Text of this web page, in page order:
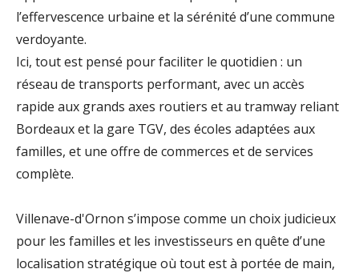
l’effervescence urbaine et la sérénité d’une commune
verdoyante.
Ici, tout est pensé pour faciliter le quotidien : un
réseau de transports performant, avec un accès
rapide aux grands axes routiers et au tramway reliant
Bordeaux et la gare TGV, des écoles adaptées aux
familles, et une offre de commerces et de services
complète.
Villenave-d'Ornon s’impose comme un choix judicieux
pour les familles et les investisseurs en quête d’une
localisation stratégique où tout est à portée de main,